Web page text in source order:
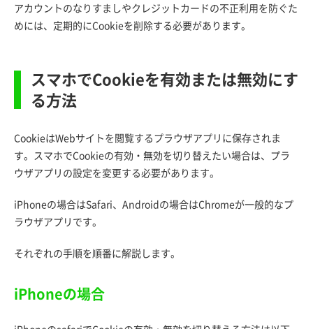
アカウントのなりすましやクレジットカードの不正利用を防ぐた
めには、定期的にCookieを削除する必要があります。
スマホでCookieを有効または無効にす
る方法
CookieはWebサイトを閲覧するプラウザアプリに保存されま
す。スマホでCookieの有効・無効を切り替えたい場合は、プラ
ウザアプリの設定を変更する必要があります。
iPhoneの場合はSafari、Androidの場合はChromeが一般的なプ
ラウザアプリです。
それぞれの手順を順番に解説します。
iPhoneの場合